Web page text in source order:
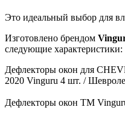
Это идеальный выбор для
Изготовлено брендом
следующие характеристики:
Дефлекторы окон для
2020 Vinguru 4 шт. /
Дефлекторы окон ТМ